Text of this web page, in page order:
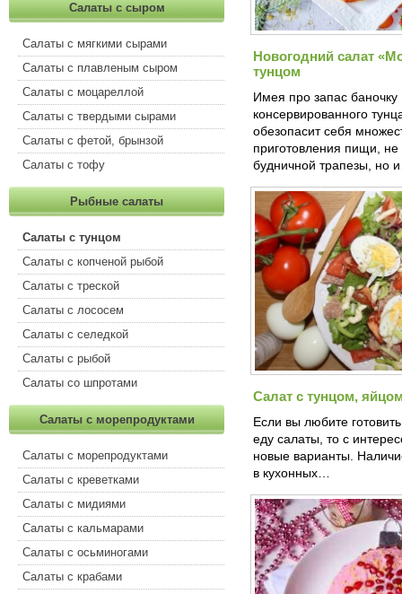
Салаты с сыром
Салаты с мягкими сырами
Салаты с плавленым сыром
Салаты с моцареллой
Салаты с твердыми сырами
Салаты с фетой, брынзой
Салаты с тофу
Рыбные салаты
Салаты с тунцом
Салаты с копченой рыбой
Салаты с треской
Салаты с лососем
Салаты с селедкой
Салаты с рыбой
Салаты со шпротами
Салаты с морепродуктами
Салаты с морепродуктами
Салаты с креветками
Салаты с мидиями
Салаты с кальмарами
Салаты с осьминогами
Салаты с крабами
Новогодний салат
тунцом
Имея про запас баночку
консервированного
обезопасит себя
приготовления пищи, не
будничной трапезы, но
Салат с тунцом,
Если вы любите
еду салаты, то с
новые варианты.
в кухонных…